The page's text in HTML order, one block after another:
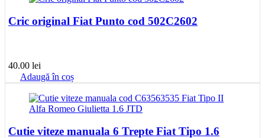
Cric original Fiat Punto cod 502C2602
40.00 lei
Adaugă în coș
Cutie viteze manuala 6 Trepte Fiat Tipo 1.6